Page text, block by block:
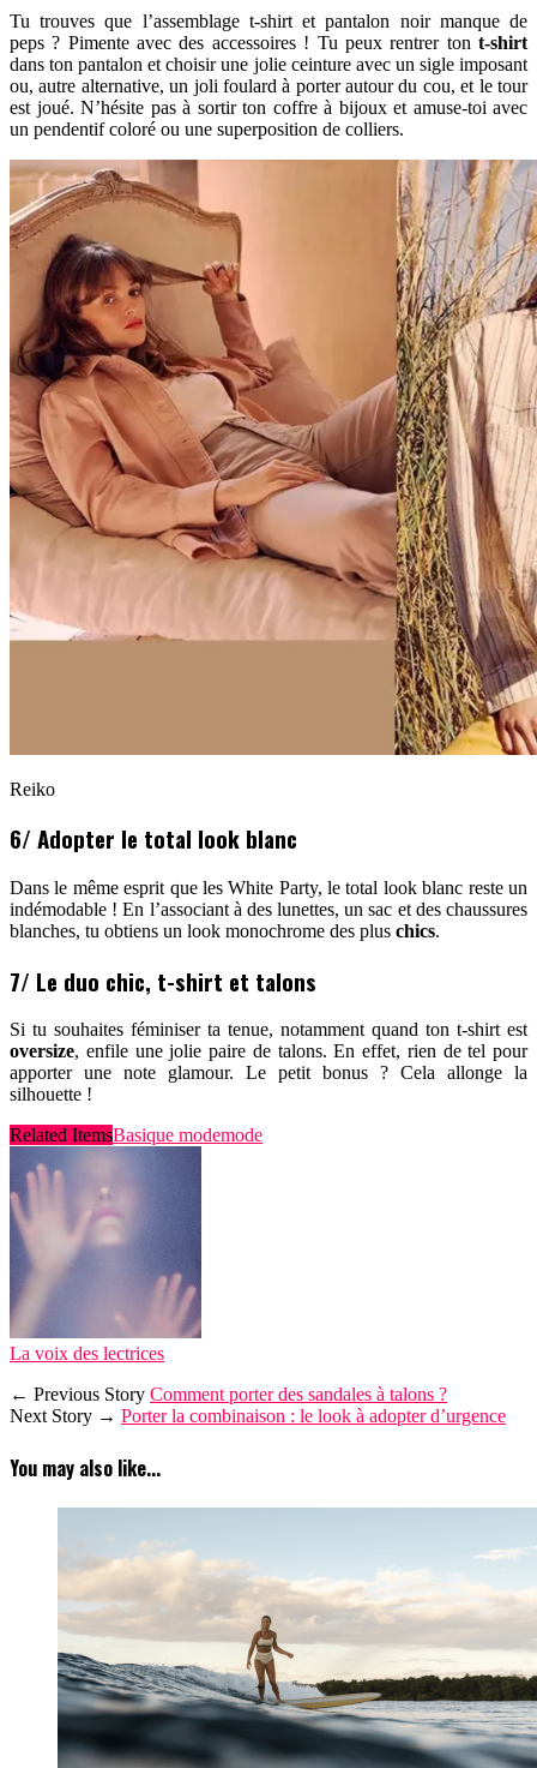
Tu trouves que l’assemblage t-shirt et pantalon noir manque de
peps ? Pimente avec des accessoires ! Tu peux rentrer ton t-shirt
dans ton pantalon et choisir une jolie ceinture avec un sigle imposant
ou, autre alternative, un joli foulard à porter autour du cou, et le tour
est joué. N’hésite pas à sortir ton coffre à bijoux et amuse-toi avec
un pendentif coloré ou une superposition de colliers.
Reiko
6/ Adopter le total look blanc
Dans le même esprit que les White Party, le total look blanc reste un
indémodable ! En l’associant à des lunettes, un sac et des chaussures
blanches, tu obtiens un look monochrome des plus chics.
7/ Le duo chic, t-shirt et talons
Si tu souhaites féminiser ta tenue, notamment quand ton t-shirt est
oversize, enfile une jolie paire de talons. En effet, rien de tel pour
apporter une note glamour. Le petit bonus ? Cela allonge la
silhouette !
Related ItemsBasique modemode
La voix des lectrices
← Previous Story Comment porter des sandales à talons ?
Next Story → Porter la combinaison : le look à adopter d’urgence
You may also like...